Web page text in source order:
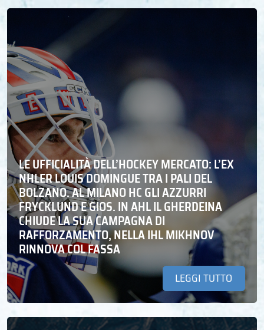
LE UFFICIALITÀ DELL’HOCKEY MERCATO: L’EX
NHLER LOUIS DOMINGUE TRA I PALI DEL
BOLZANO. AL MILANO HC GLI AZZURRI
FRYCKLUND E GIOS. IN AHL IL GHERDEINA
CHIUDE LA SUA CAMPAGNA DI
RAFFORZAMENTO, NELLA IHL MIKHNOV
RINNOVA COL FASSA
LEGGI TUTTO